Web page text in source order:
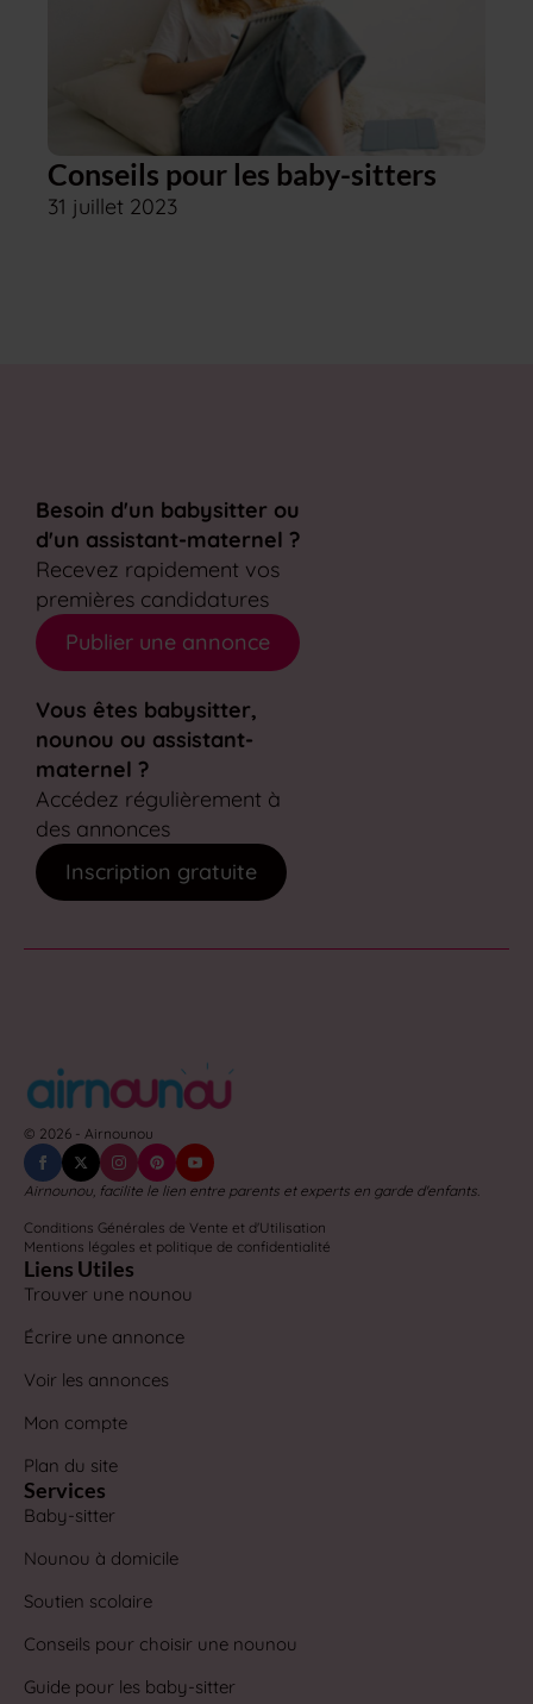
Conseils pour les baby-sitters
31 juillet 2023
Besoin d'un babysitter ou
d'un assistant-maternel ?
Recevez rapidement vos
premières candidatures
Publier une annonce
Vous êtes babysitter,
nounou ou assistant-
maternel ?
Accédez régulièrement à
des annonces
Inscription gratuite
© 2026 - Airnounou
Airnounou, facilite le lien entre parents et experts en garde d'enfants.
Conditions Générales de Vente et d'Utilisation
Mentions légales et politique de confidentialité
Liens Utiles
Trouver une nounou
Écrire une annonce
Voir les annonces
Mon compte
Plan du site
Services
Baby-sitter
Nounou à domicile
Soutien scolaire
Conseils pour choisir une nounou
Guide pour les baby-sitter